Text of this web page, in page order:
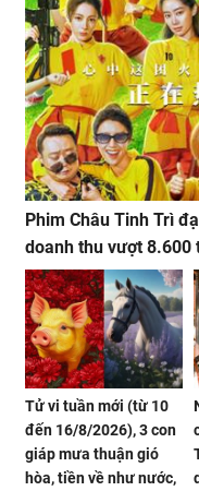
Phim Châu Tinh Trì
doanh thu vượt 8.600
Tử vi tuần mới (từ 10
đến 16/8/2026), 3 con
giáp mưa thuận gió
hòa, tiền về như nước,